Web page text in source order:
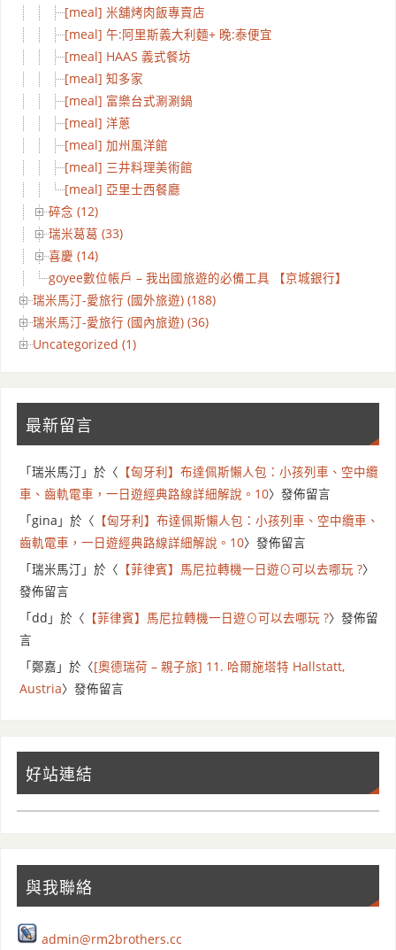
[meal] 米舖烤肉飯專賣店
[meal] 午:阿里斯義大利麵+ 晚:泰便宜
[meal] HAAS 義式餐坊
[meal] 知多家
[meal] 富樂台式涮涮鍋
[meal] 洋蔥
[meal] 加州風洋館
[meal] 三井料理美術館
[meal] 亞里士西餐廳
碎念 (12)
瑞米葛葛 (33)
喜慶 (14)
goyee數位帳戶 – 我出國旅遊的必備工具 【京城銀行】
瑞米馬汀-愛旅行 (國外旅遊) (188)
瑞米馬汀-愛旅行 (國內旅遊) (36)
Uncategorized (1)
最新留言
「瑞米馬汀 」於〈 【匈牙利】布達佩斯懶人包：小孩列車、空中纜
車、齒軌電車，一日遊經典路線詳細解說。10〉發佈留言
「gina 」於〈 【匈牙利】布達佩斯懶人包：小孩列車、空中纜車、
齒軌電車，一日遊經典路線詳細解說。10〉發佈留言
「瑞米馬汀 」於〈 【菲律賓】馬尼拉轉機一日遊⊙可以去哪玩 ?〉
發佈留言
「dd 」於〈 【菲律賓】馬尼拉轉機一日遊⊙可以去哪玩 ?〉發佈留
言
「鄭嘉 」於〈[奧德瑞荷 – 親子旅] 11. 哈爾施塔特 Hallstatt,
Austria〉發佈留言
好站連結
與我聯絡
admin@rm2brothers.cc